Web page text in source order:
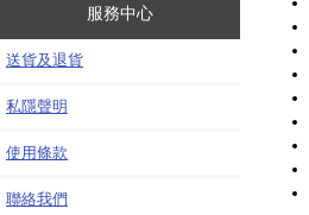
服務中心
送貨及退貨
私隱聲明
使用條款
聯絡我們